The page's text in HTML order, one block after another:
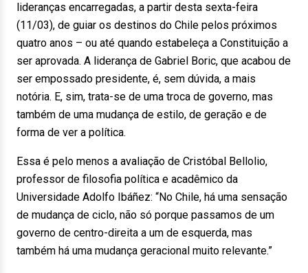
lideranças encarregadas, a partir desta sexta-feira
(11/03), de guiar os destinos do Chile pelos próximos
quatro anos – ou até quando estabeleça a Constituição a
ser aprovada. A liderança de Gabriel Boric, que acabou de
ser empossado presidente, é, sem dúvida, a mais
notória. E, sim, trata-se de uma troca de governo, mas
também de uma mudança de estilo, de geração e de
forma de ver a política.
Essa é pelo menos a avaliação de Cristóbal Bellolio,
professor de filosofia política e acadêmico da
Universidade Adolfo Ibáñez: “No Chile, há uma sensação
de mudança de ciclo, não só porque passamos de um
governo de centro-direita a um de esquerda, mas
também há uma mudança geracional muito relevante.”